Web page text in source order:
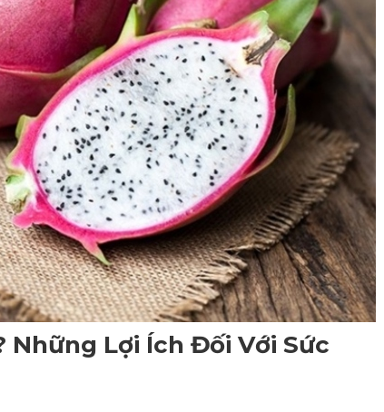
Những Lợi Ích Đối Với Sức